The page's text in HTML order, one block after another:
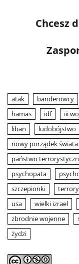
Chcesz
atak banderowcy
hamas
idf iii
liban
ludobójstwo
nowy porządek świata
państwo
psychopata
szczepionki
usa
wielki izrael
zbrodnie wojenne
żydzi